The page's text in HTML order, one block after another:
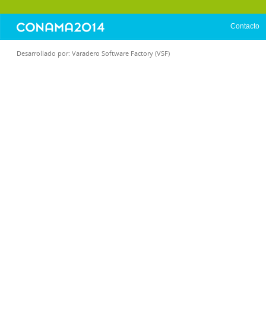
Contacto
Desarrollado por: Varadero Software Factory (VSF)